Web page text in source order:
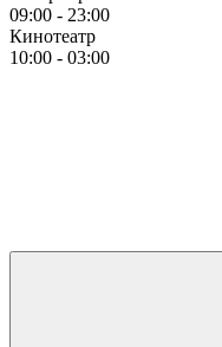
09:00 - 23:00
Кинотеатр
10:00 - 03:00